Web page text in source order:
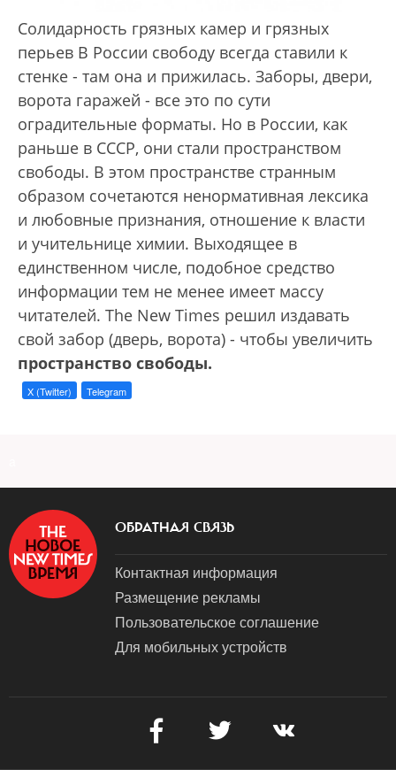
Солидарность грязных камер и грязных
перьев В России свободу всегда ставили к
стенке - там она и прижилась. Заборы, двери,
ворота гаражей - все это по сути
оградительные форматы. Но в России, как
раньше в СССР, они стали пространством
свободы. В этом пространстве странным
образом сочетаются ненормативная лексика
и любовные признания, отношение к власти
и учительнице химии. Выходящее в
единственном числе, подобное средство
информации тем не менее имеет массу
читателей. The New Times решил издавать
свой забор (дверь, ворота) - чтобы увеличить
пространство свободы.
X (Twitter) Telegram
ОБРАТНАЯ СВЯЗЬ
Контактная информация
Размещение рекламы
Пользовательское соглашение
Для мобильных устройств